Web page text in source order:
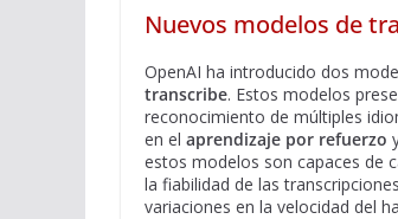
Nuevos modelos de
OpenAI ha introducido dos
transcribe. Estos modelos
reconocimiento de múltiples
en el aprendizaje por refuerzo
estos modelos son capaces de
la fiabilidad de las
variaciones en la velocidad del